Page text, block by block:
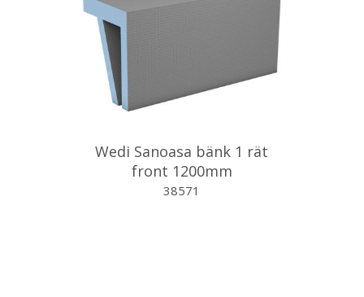
Wedi Sanoasa bänk 1 rät
front 1200mm
38571